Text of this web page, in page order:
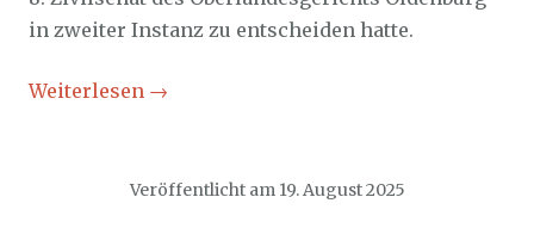
in zweiter Instanz zu entscheiden hatte.
Weiterlesen →
Veröffentlicht am 19. August 2025